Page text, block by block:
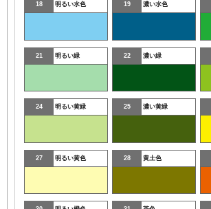
18 明るい水色 19 濃い水色
21 明るい緑 22 濃い緑
24 明るい黄緑 25 濃い黄緑
27 明るい黄色 28 黄土色